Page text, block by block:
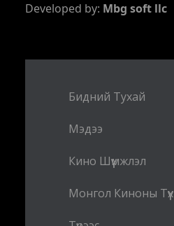
Developed by: Mbg soft llc
Бидний Тухай
Мэдээ
Кино Шүүмжлэл
Монгол Киноны Түүх